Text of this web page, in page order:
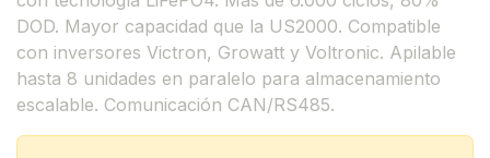
DOD. Mayor capacidad que la US2000. Compatible
con inversores Victron, Growatt y Voltronic. Apilable
hasta 8 unidades en paralelo para almacenamiento
escalable. Comunicación CAN/RS485.